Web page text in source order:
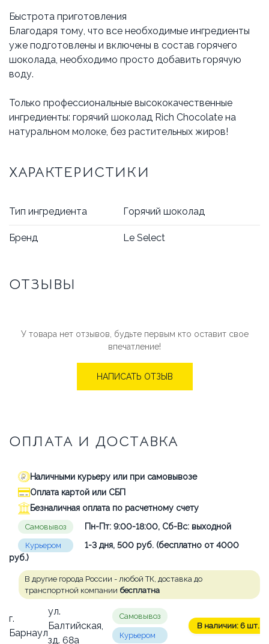
Быстрота приготовления
Благодаря тому, что все необходимые ингредиенты
уже подготовлены и включены в состав горячего
шоколада, необходимо просто добавить горячую
воду.
Только профессиональные высококачественные
ингредиенты: горячий шоколад Rich Chocolate на
натуральном молоке, без растительных жиров!
ХАРАКТЕРИСТИКИ
Тип ингредиента Горячий шоколад
Бренд Le Select
ОТЗЫВЫ
У товара нет отзывов, будьте первым кто оставит свое
впечатление!
НАПИСАТЬ ОТЗЫВ
ОПЛАТА И ДОСТАВКА
Наличными курьеру или при самовывозе
Оплата картой или СБП
Безналичная оплата по расчетному счету
Самовывоз Пн-Пт: 9:00-18:00, Сб-Вс: выходной
Курьером
1-3 дня, 500 руб. (бесплатно от 4000
руб.)
В другие города России - любой ТК, доставка до
транспортной компании бесплатна
г.
Барнаул
ул.
Балтийская,
зд. 68а
Самовывоз
Курьером
В наличии: 6 шт.